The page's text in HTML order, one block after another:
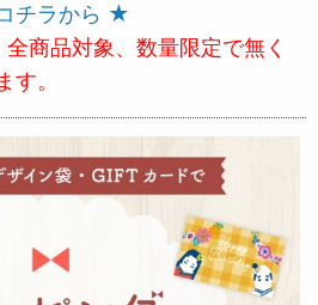
チラから ★
商品対象、数量限定で無く
す。